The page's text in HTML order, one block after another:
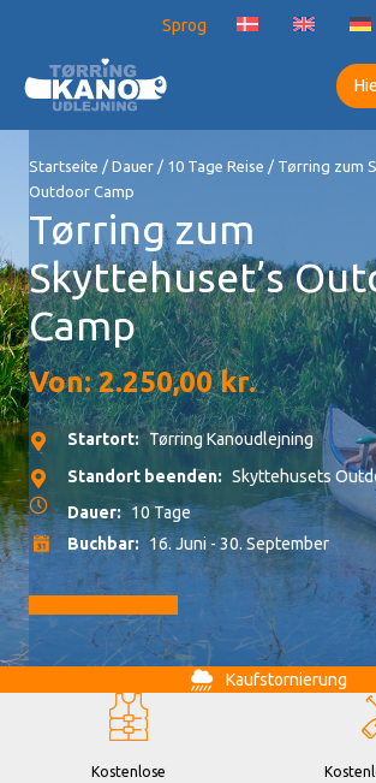
springen
Sprog
Startseite / Dauer / 10 Tage Reise / Tørring zum
Outdoor Camp
Tørring zum
Skyttehuset’s
Camp
Von:2.250,00kr.
Startort: Tørring Kanoudlejning
Standort beenden: Skyttehusets
Dauer: 10 Tage
Buchbar: 16. Juni - 30. September
Kaufstornierung
Kostenlose